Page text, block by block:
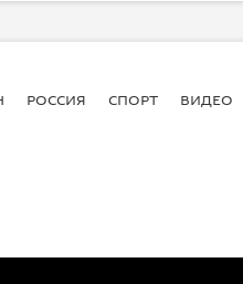
РОССИЯ СПОРТ ВИДЕО